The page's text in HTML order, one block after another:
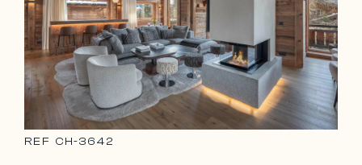
REF CH-3642